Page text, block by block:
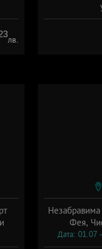
лв.
Незабравима
Фея,
Дата: 01.07